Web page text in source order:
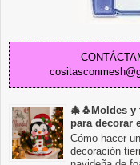
🎄🐧Moldes
para decorar
Cómo hacer
decoración